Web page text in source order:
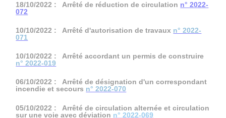
18/10/2022 : Arrêté de réduction de circulation n° 2022-
072
10/10/2022 : Arrêté d'autorisation de travaux n° 2022-
071
10/10/2022 : Arrêté accordant un permis de construire
n° 2022-019
06/10/2022 : Arrêté de désignation d'un correspondant
incendie et secours n° 2022-070
05/10/2022 : Arrêté de circulation alternée et circulation
sur une voie avec déviation n° 2022-069